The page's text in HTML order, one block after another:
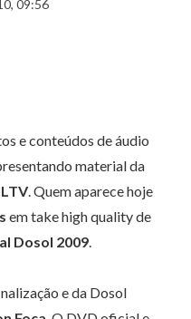
09:56
e conteúdos de áudio
material da
. Quem aparece hoje
em take high quality de
Dosol 2009.
e da Dosol